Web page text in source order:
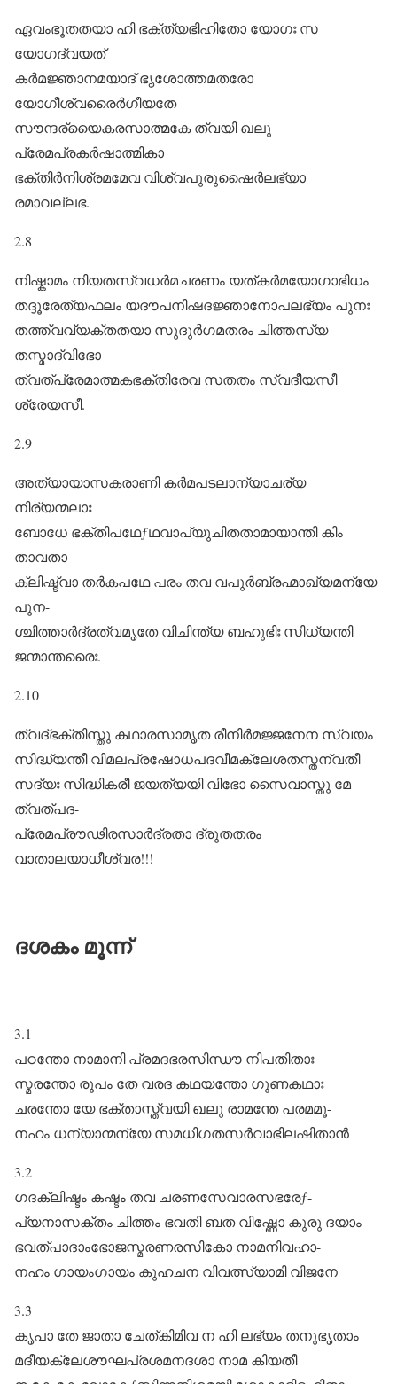
ഏവംഭൂതതയാ ഹി ഭക്ത്യഭിഹിതോ യോഗഃ സ
യോഗദ്വയത്‌
കർമജ്ഞാനമയാദ്‌ ഭൃശോത്തമതരോ
യോഗീശ്വരൈർഗീയതേ
സൗന്ദര്യൈകരസാത്മകേ ത്വയി ഖലു
പ്രേമപ്രകർഷാത്മികാ
ഭക്തിർനിശ്രമമേവ വിശ്വപുരുഷൈർലഭ്യാ
രമാവല്ലഭ.
2.8
നിഷ്കാമം നിയതസ്വധർമചരണം യത്കർമയോഗാഭിധം
തദ്ദൂരേത്യഫലം യദൗപനിഷദജ്ഞാനോപലഭ്യം പുനഃ
തത്ത്വവ്യക്തതയാ സുദുർഗമതരം ചിത്തസ്യ
തസ്മാദ്വിഭോ
ത്വത്പ്രേമാത്മകഭക്തിരേവ സതതം സ്വദീയസീ
ശ്രേയസീ.
2.9
അത്യായാസകരാണി കർമപടലാന്യാചര്യ
നിര്യന്മലാഃ
ബോധേ ഭക്തിപഥേƒഥവാപ്യുചിതതാമായാന്തി കിം
താവതാ
ക്ലിഷ്ട്വാ തർകപഥേ പരം തവ വപുർബ്രഹ്മാഖ്യമന്യേ
പുന-
ശ്ചിത്താർദ്രത്വമൃതേ വിചിന്ത്യ ബഹുഭിഃ സിധ്യന്തി
ജന്മാന്തരൈഃ.
2.10
ത്വദ്ഭക്തിസ്തു കഥാരസാമൃത രീനിർമജ്ജനേന സ്വയം
സിദ്ധ്യന്തീ വിമലപ്രഷോധപദവീമക്ലേശതസ്തന്വതീ
സദ്യഃ സിദ്ധികരീ ജയത്യയി വിഭോ സൈവാസ്തു മേ
ത്വത്പദ-
പ്രേമപ്രൗഢിരസാർദ്രതാ ദ്രുതതരം
വാതാലയാധീശ്വര!!!
ദശകം മൂന്ന്
3.1
പഠന്തോ നാമാനി പ്രമദഭരസിന്ധൗ നിപതിതാഃ
സ്മരന്തോ രൂപം തേ വരദ കഥയന്തോ ഗുണകഥാഃ
ചരന്തോ യേ ഭക്താസ്ത്വയി ഖലു രാമന്തേ പരമമൂ-
നഹം ധന്യാന്മന്യേ സമധിഗതസർവാഭിലഷിതാൻ
3.2
ഗദക്ലിഷ്ടം കഷ്ടം തവ ചരണസേവാരസഭരേƒ-
പ്യനാസക്തം ചിത്തം ഭവതി ബത വിഷ്ണോ കുരു ദയാം
ഭവത്പാദാംഭോജസ്മരണരസികോ നാമനിവഹാ-
നഹം ഗായംഗായം കുഹചന വിവത്സ്യാമി വിജനേ
3.3
കൃപാ തേ ജാതാ ചേത്കിമിവ ന ഹി ലഭ്യം തനുഭൃതാം
മദീയക്ലേശൗഘപ്രശമനദശാ നാമ കിയതീ